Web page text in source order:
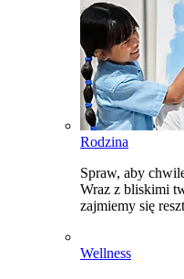
Rodzina
Spraw, aby
Wraz z bliskimi
zajmiemy się
Wellness